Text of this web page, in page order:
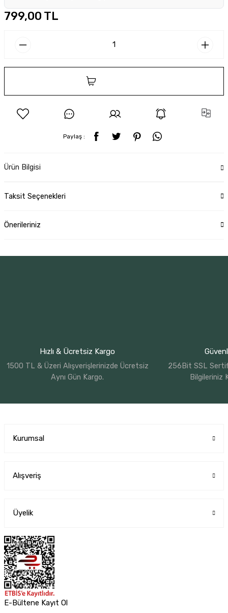
799,00 TL
Paylaş :
Ürün Bilgisi
Taksit Seçenekleri
Önerileriniz
Hızlı & Ücretsiz Kargo
1500 TL & Üzeri Alışverişlerinizde Ücretsiz
Aynı Gün Kargo.
256Bit SSL
Bilgileriniz
Kurumsal
Alışveriş
Üyelik
E-Bültene Kayıt Ol